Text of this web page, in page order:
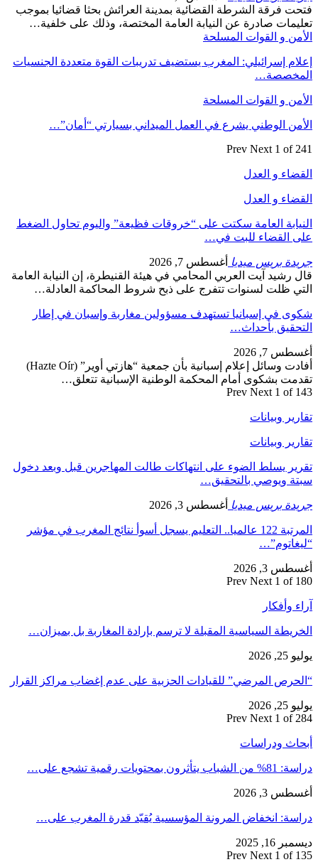
فتحت فرقة الشرطة القضائية بمدينة العرائش بحثا قضائيا بموجب
تعليمات صادرة عن النيابة العامة المختصة، وذلك على خلفية…
الأمن و القوات المسلحة
إعلام إسرائيلي: المغرب يستضيف تدريبات القوة متعددة الجنسيات
المخصصة…
الأمن و القوات المسلحة
الأمن الوطني يشرع في العمل الميداني بسيارتي “أمان”…
Prev Next 1 of 241
القضاء و العدل
القضاء و العدل
النيابة العامة سكتت على “خروقات فظيعة” واليوم تحاول الضغط
على القضاء للبت في…
جريدة بريس ميديا أغسطس 7, 2026
قال رشيد آيت العربي المحامي في هيئة القنيطرة، إن النيابة العامة
التي ظلت لسنوات تتفرج على ذبح شروط المحاكمة العادلة…
شكوى في إسبانيا تستهدف مسؤولين مغاربة وإسبان في إطار
التحقيق بأحداث…
أغسطس 7, 2026
أفادت وسائل إعلام إسبانية بأن جمعية “هازتي أوير” (Hazte Oír)
تقدمت بشكوى أمام المحكمة الوطنية الإسبانية تتعلق…
Prev Next 1 of 143
تقارير وبيانات
تقارير وبيانات
تقرير يسلط الضوء على انتهاكات طالت المهاجرين قبل وبعد دخول
سبتة ويوصي بالتحقيق…
جريدة بريس ميديا أغسطس 3, 2026
المرتبة 122 عالميا.. التعليم يسجل أسوأ نتائج المغرب في مؤشر
“ليغاتوم”…
أغسطس 3, 2026
Prev Next 1 of 180
آراء وأفكار
الخريطة السياسية المقبلة لا ترسم بإرادة المغاربة بل بميزان…
يوليو 25, 2026
“الحرص المرضي” للقيادات الحزبية على عدم إغضاب مراكز القرار
يوليو 25, 2026
Prev Next 1 of 284
أبحاث ودراسات
دراسة: 81% من الشباب يتأثرون بمحتويات رقمية تشجع على…
أغسطس 3, 2026
دراسة: انخفاض المرونة المؤسسية يُقيّد قدرة المغرب على…
ديسمبر 16, 2025
Prev Next 1 of 135